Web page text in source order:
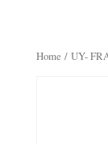
Home / UY-